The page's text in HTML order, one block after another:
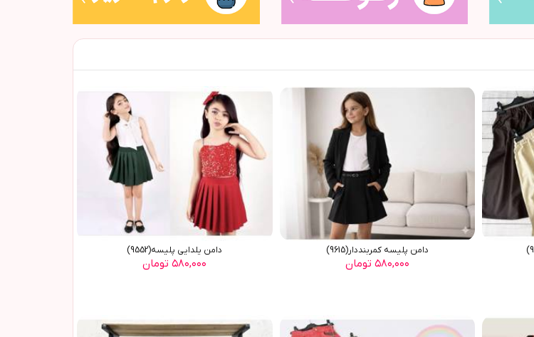
دامن پليسه کمربنددار(9615)
۵۸۰,۰۰۰ تومان
دامن يلدايي پليسه(9552)
۵۸۰,۰۰۰ تومان